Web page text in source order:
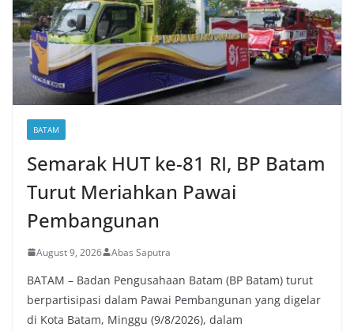
BATAM
Semarak HUT ke-81 RI, BP Batam
Turut Meriahkan Pawai
Pembangunan
August 9, 2026 Abas Saputra
BATAM – Badan Pengusahaan Batam (BP Batam) turut
berpartisipasi dalam Pawai Pembangunan yang digelar
di Kota Batam, Minggu (9/8/2026), dalam